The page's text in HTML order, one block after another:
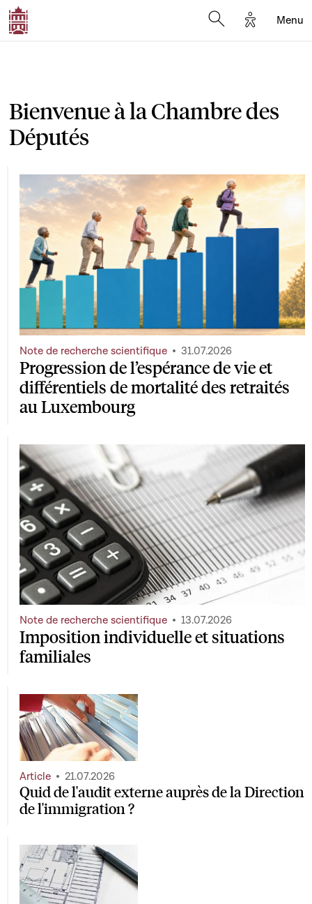
Options
Menu
Bienvenue à la Chambre des
Députés
Progression de l’espérance de vie et
différentiels de mortalité des retraités
au Luxembourg
Note de recherche scientifique 31.07.2026
Imposition individuelle et situations
familiales
Note de recherche scientifique 13.07.2026
Quid de l'audit externe auprès de la Direction
de l'immigration ?
Article 21.07.2026